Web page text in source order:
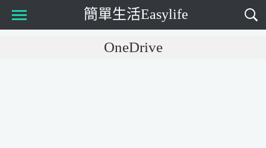
簡單生活Easylife
OneDrive